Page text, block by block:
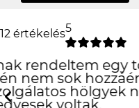
12 értékelés5
Elképesztően
Kinga
Previous